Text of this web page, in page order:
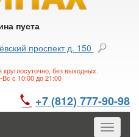
пуста
проспект д. 150
без выходных.
с 10:00 до 21:00
+7 (812) 777-90-98
Toggle